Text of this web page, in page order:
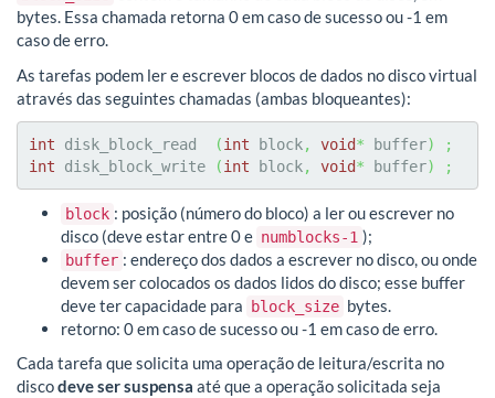
bytes. Essa chamada retorna 0 em caso de sucesso ou -1 em
caso de erro.
As tarefas podem ler e escrever blocos de dados no disco virtual
através das seguintes chamadas (ambas bloqueantes):
int disk_block_read (int block, void* buffer)
;
int disk_block_write (int block, void* buffer) ;
block : posição (número do bloco) a ler ou escrever no
disco (deve estar entre 0 e numblocks-1 );
buffer : endereço dos dados a escrever no disco, ou onde
devem ser colocados os dados lidos do disco; esse buffer
deve ter capacidade para
block_size bytes.
retorno: 0 em caso de sucesso ou -1 em caso de erro.
Cada tarefa que solicita uma operação de leitura/escrita no
discodeve ser suspensa até que a operação solicitada seja